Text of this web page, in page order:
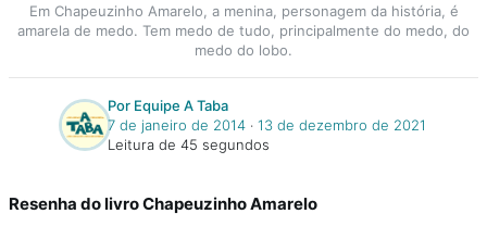
Em Chapeuzinho Amarelo, a menina, personagem da história, é
amarela de medo. Tem medo de tudo, principalmente do medo, do
medo do lobo.
Por Equipe A Taba
7 de janeiro de 2014‧ 13 de dezembro de 2021
Leitura de 45 segundos
Resenha do livro Chapeuzinho Amarelo